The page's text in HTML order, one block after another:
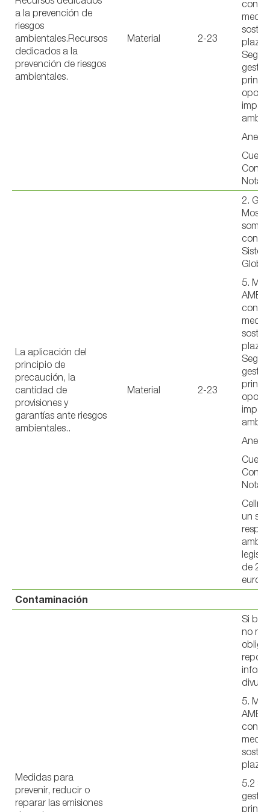
a la prevención de
riesgos
ambientales.Recursos
dedicados a la
prevención de riesgos
ambientales.
Material 2-23
con
plazo
Anexo
Nota
La aplicación del
principio de
precaución, la
cantidad de
provisiones y
garantías ante riesgos
ambientales..
Material 2-23
2.
con
Global
5.
con
plazo
Anexo
Nota
un
de 20
euros
Contaminación
Medidas para
prevenir, reducir o
reparar las emisiones
Si
no
5.
con
plazo
5.2